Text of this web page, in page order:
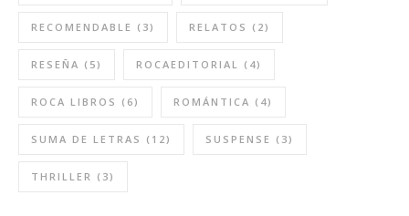
RECOMENDABLE (3) RELATOS (2)
RESEÑA (5) ROCAEDITORIAL (4)
ROCA LIBROS (6) ROMÁNTICA (4)
SUMA DE LETRAS (12) SUSPENSE (3)
THRILLER (3)